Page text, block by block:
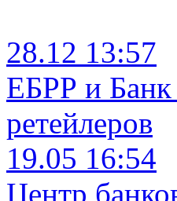
28.12 13:57
ЕБРР и Банк
ретейлеров
19.05 16:54
Центр